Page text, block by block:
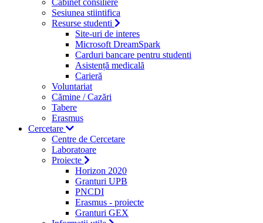
Cabinet consiliere
Sesiunea stiintifica
Resurse studenti
Site-uri de interes
Microsoft DreamSpark
Carduri bancare pentru studenti
Asistență medicală
Carieră
Voluntariat
Cămine / Cazări
Tabere
Erasmus
Cercetare
Centre de Cercetare
Laboratoare
Proiecte
Horizon 2020
Granturi UPB
PNCDI
Erasmus - proiecte
Granturi GEX